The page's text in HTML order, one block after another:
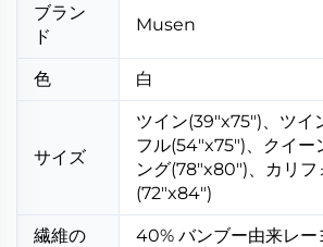
ブラン
ド
Musen
色 白
サイズ
ツイン(39"x75")、ツイ
フル(54"x75")、クイ
ング(78"x80")、カリフ
(72"x84")
繊維の
40% バンブー由来レー